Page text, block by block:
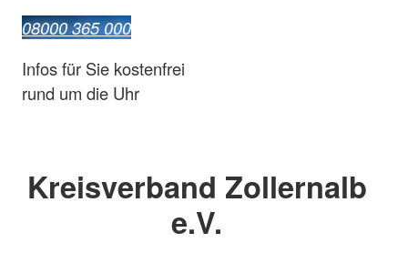
08000 365 000
Infos für Sie kostenfrei
rund um die Uhr
Kreisverband Zollernalb
e.V.